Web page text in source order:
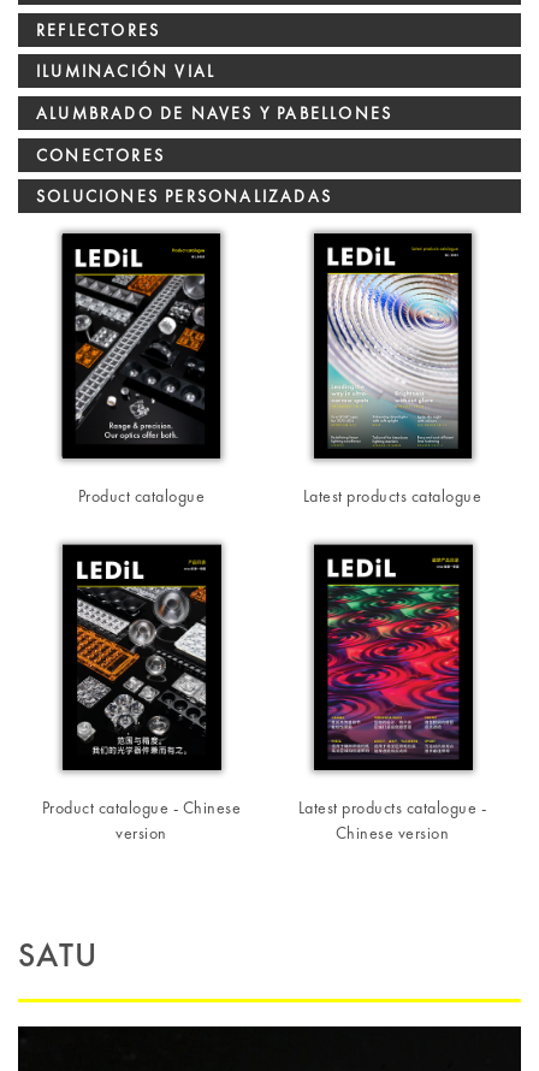
REFLECTORES
ILUMINACIÓN VIAL
ALUMBRADO DE NAVES Y PABELLONES
CONECTORES
SOLUCIONES PERSONALIZADAS
Product catalogue Latest products catalogue
Product catalogue - Chinese
version
Latest products catalogue -
Chinese version
SATU